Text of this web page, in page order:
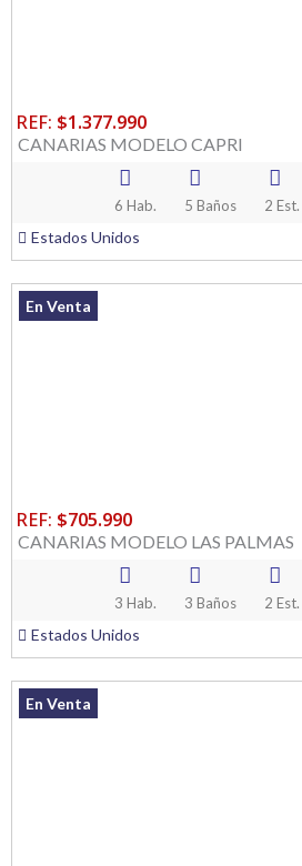
REF: $1.377.990
CANARIAS MODELO CAPRI
6 Hab. 5 Baños 2 Est.
Estados Unidos
En Venta
REF: $705.990
CANARIAS MODELO LAS PALMAS
3 Hab. 3 Baños 2 Est.
Estados Unidos
En Venta